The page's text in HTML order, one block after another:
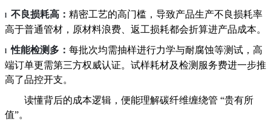
l 不 良损耗高 ： 精密工艺的高门槛，导致产品生产不良损耗率
高于普通管材，原材料浪费、返工损耗都会折算进产品成本。
l 性能检测多 ： 每批次均需抽样进行力学与耐腐蚀等测试，高
端订单更需第三方权威认证。试样耗材及检测服务费进一步推
高了品控开支。
读懂背后的成本逻辑，便能理解碳纤维缠绕管 “贵有所
值”。